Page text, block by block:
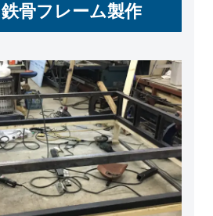
骨フレーム製作